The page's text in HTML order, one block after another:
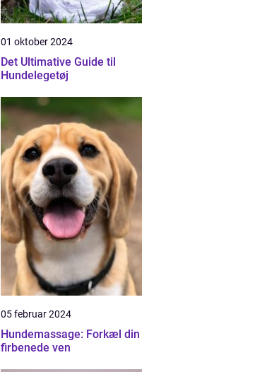
01 oktober 2024
Det Ultimative Guide til
Hundelegetøj
05 februar 2024
Hundemassage: Forkæl din
firbenede ven